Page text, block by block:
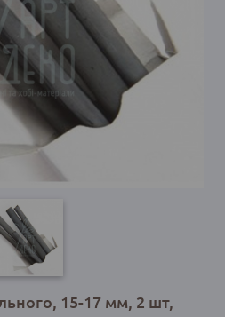
15-17 мм, 2 шт,